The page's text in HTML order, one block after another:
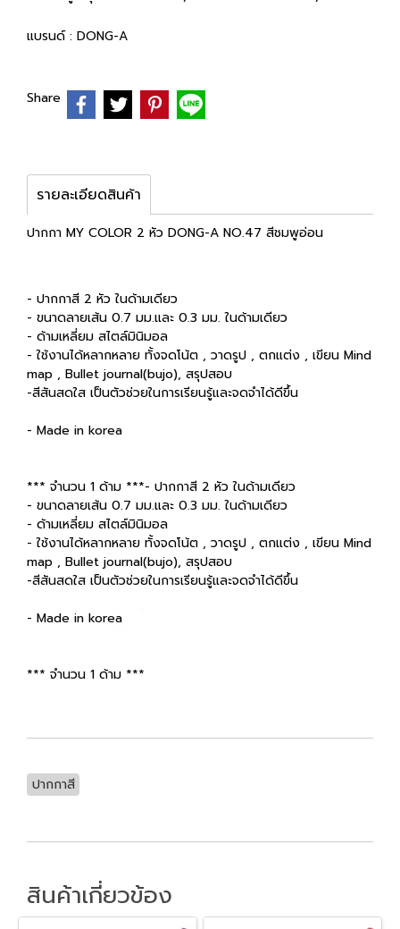
แบรนด์ : DONG-A
Share
รายละเอียดสินค้า
ปากกา MY COLOR 2 หัว DONG-A NO.47 สีชมพูอ่อน
- ปากกาสี 2 หัว ในด้ามเดียว
- ขนาดลายเส้น 0.7 มม.และ 0.3 มม. ในด้ามเดียว
- ด้ามเหลี่ยม สไตล์มินิมอล
- ใช้งานได้หลากหลาย ทั้งจดโน้ต , วาดรูป , ตกแต่ง , เขียน Mind
map , Bullet journal(bujo), สรุปสอบ
-สีสันสดใส เป็นตัวช่วยในการเรียนรู้และจดจำได้ดีขึ้น
- Made in korea
*** จำนวน 1 ด้าม ***- ปากกาสี 2 หัว ในด้ามเดียว
- ขนาดลายเส้น 0.7 มม.และ 0.3 มม. ในด้ามเดียว
- ด้ามเหลี่ยม สไตล์มินิมอล
- ใช้งานได้หลากหลาย ทั้งจดโน้ต , วาดรูป , ตกแต่ง , เขียน Mind
map , Bullet journal(bujo), สรุปสอบ
-สีสันสดใส เป็นตัวช่วยในการเรียนรู้และจดจำได้ดีขึ้น
- Made in korea
*** จำนวน 1 ด้าม ***
ปากกาสี
สินค้าเกี่ยวข้อง